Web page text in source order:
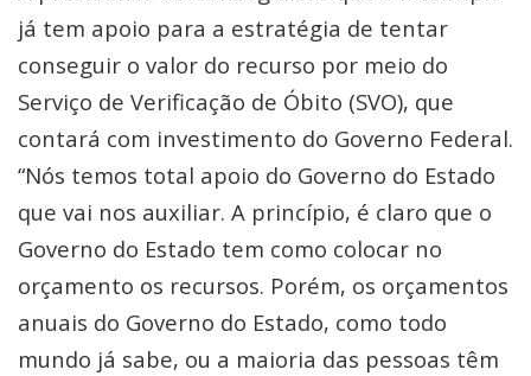
já tem apoio para a estratégia de tentar
conseguir o valor do recurso por meio do
Serviço de Verificação de Óbito (SVO), que
contará com investimento do Governo Federal.
“Nós temos total apoio do Governo do Estado
que vai nos auxiliar. A princípio, é claro que o
Governo do Estado tem como colocar no
orçamento os recursos. Porém, os orçamentos
anuais do Governo do Estado, como todo
mundo já sabe, ou a maioria das pessoas têm